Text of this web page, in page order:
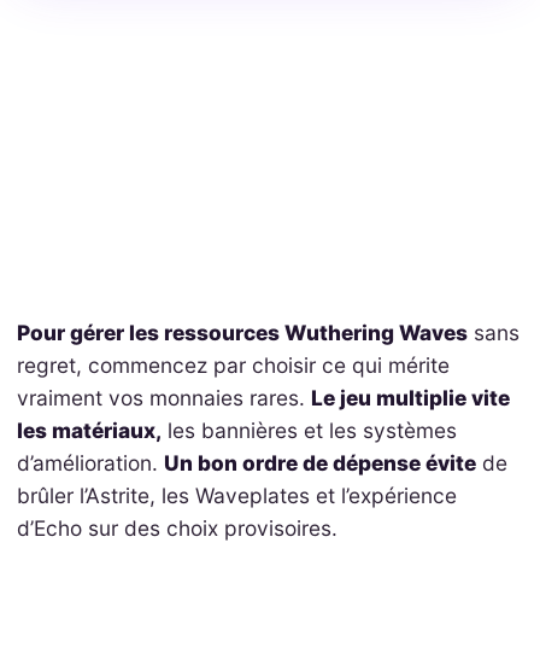
Pour gérer les ressources Wuthering Wavessans
regret, commencez par choisir ce qui mérite
vraiment vos monnaies rares. Le jeu multiplie vite
les matériaux, les bannières et les systèmes
d’amélioration. Un bon ordre de dépense évitede
brûler l’Astrite, les Waveplates et l’expérience
d’Echo sur des choix provisoires.